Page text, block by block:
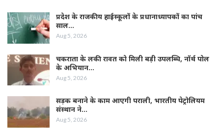
प्रदेश के राजकीय हाईस्कूलों के प्रधानाध्यापकों का पांच
साल…
Aug 5, 2026
चकराता के लकी रावत को मिली बड़ी उपलब्धि, नॉर्थ पोल
के अभियान…
Aug 5, 2026
सड़क बनाने के काम आएगी पराली, भारतीय पेट्रोलियम
संस्थान ने…
Aug 5, 2026